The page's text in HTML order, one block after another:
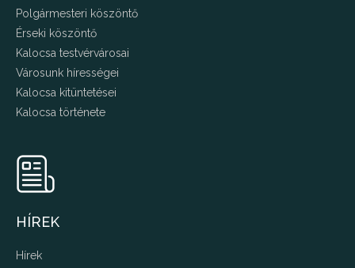
Polgármesteri köszöntő
Érseki köszöntő
Kalocsa testvérvárosai
Városunk hírességei
Kalocsa kitüntetései
Kalocsa története
HÍREK
Hírek